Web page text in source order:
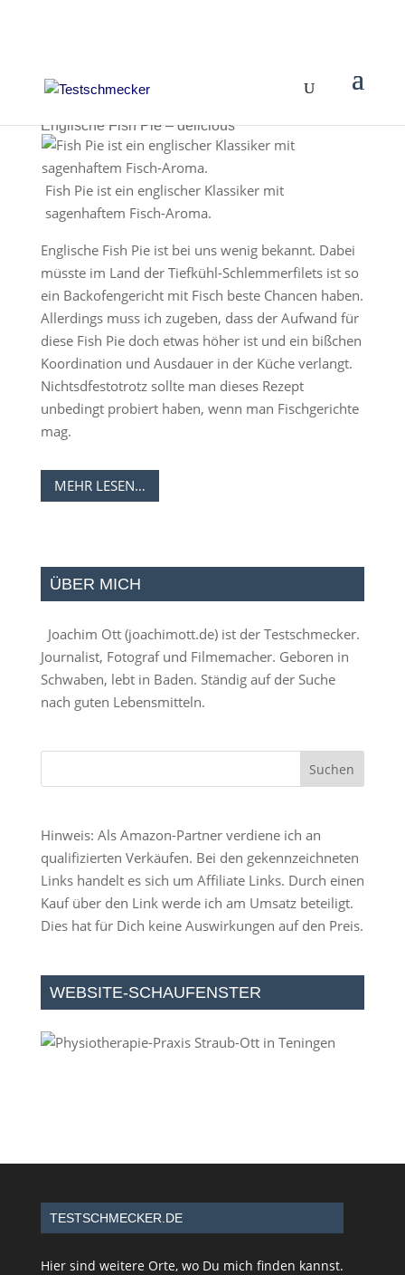
Englische Fish Pie – delicious
Fish Pie ist ein englischer Klassiker mit
sagenhaftem Fisch-Aroma.
Englische Fish Pie ist bei uns wenig bekannt. Dabei
müsste im Land der Tiefkühl-Schlemmerfilets ist so
ein Backofengericht mit Fisch beste Chancen haben.
Allerdings muss ich zugeben, dass der Aufwand für
diese Fish Pie doch etwas höher ist und ein bißchen
Koordination und Ausdauer in der Küche verlangt.
Nichtsdfestotrotz sollte man dieses Rezept
unbedingt probiert haben, wenn man Fischgerichte
mag.
MEHR LESEN…
ÜBER MICH
Joachim Ott (joachimott.de) ist der Testschmecker.
Journalist, Fotograf und Filmemacher. Geboren in
Schwaben, lebt in Baden. Ständig auf der Suche
nach guten Lebensmitteln.
Hinweis: Als Amazon-Partner verdiene ich an
qualifizierten Verkäufen. Bei den gekennzeichneten
Links handelt es sich um Affiliate Links. Durch einen
Kauf über den Link werde ich am Umsatz beteiligt.
Dies hat für Dich keine Auswirkungen auf den Preis.
WEBSITE-SCHAUFENSTER
TESTSCHMECKER.DE
Hier sind weitere Orte, wo Du mich finden kannst.